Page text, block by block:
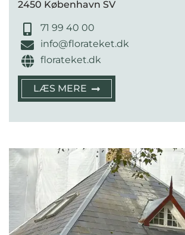
2450 København SV
71 99 40 00
info@florateket.dk
florateket.dk
LÆS MERE